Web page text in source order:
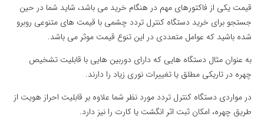
قیمت یکی از فاکتورهای مهم در هنگام خرید می باشد، شاید شما در حین
جستجو برای خرید دستگاه کنترل تردد چشمی با قیمت های متنوعی روبرو
شده باشید که عوامل متعددی در این تنوع قیمت موثر می باشد.
به عنوان مثال دستگاه هایی که دارای دوربین هایی با قابلیت تشخیص
چهره در تاریکی مطلق یا تغییرات نوری زیاد را دارند.
در مواردی دستگاه کنترل تردد مورد نظر شما علاوه بر قابلیت احراز هویت از
طریق چهره، امکان ثبت اثر انگشت یا کارت را نیز دارد.